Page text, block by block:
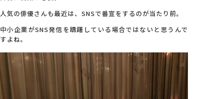
人気の俳優さんも最近は、SNSで番宣をするのが当たり前。
中小企業がSNS発信を躊躇している場合ではないと思うんで
すよね。